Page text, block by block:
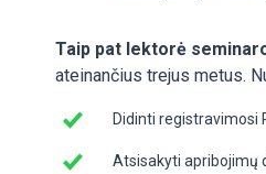
Taip pat lektorė
ateinančius trejus metus.
Didinti registravimosi
Atsisakyti apribojimų